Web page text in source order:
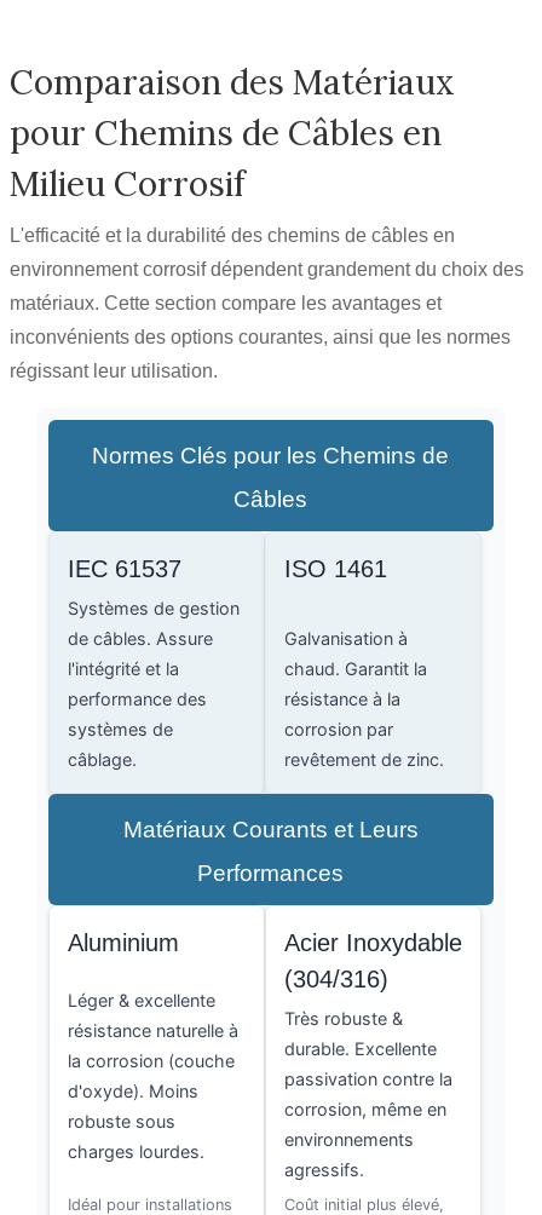
Comparaison des Matériaux
pour Chemins de Câbles en
Milieu Corrosif
L'efficacité et la durabilité des chemins de câbles en
environnement corrosif dépendent grandement du choix des
matériaux. Cette section compare les avantages et
inconvénients des options courantes, ainsi que les normes
régissant leur utilisation.
Normes Clés pour les Chemins de
Câbles
IEC 61537
Systèmes de gestion
de câbles. Assure
l'intégrité et la
performance des
systèmes de
câblage.
ISO 1461
Galvanisation à
chaud. Garantit la
résistance à la
corrosion par
revêtement de zinc.
Matériaux Courants et Leurs
Performances
Aluminium
Léger & excellente
résistance naturelle à
la corrosion (couche
d'oxyde). Moins
robuste sous
charges lourdes.
Idéal pour installations
Acier Inoxydable
(304/316)
Très robuste &
durable. Excellente
passivation contre la
corrosion, même en
environnements
agressifs.
Coût initial plus élevé,